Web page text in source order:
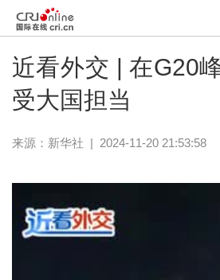
近看外交 | 在G20
受大国担当
来源： 新华社 | 2024-11-20 21:53:58